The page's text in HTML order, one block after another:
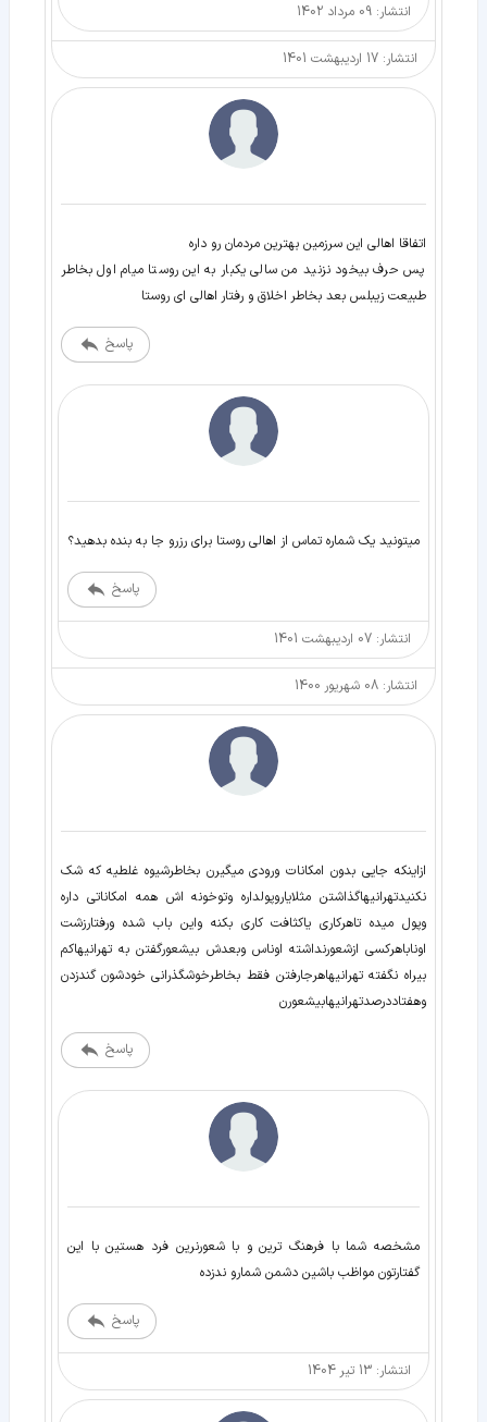
انتشار: 09 مرداد 1402
انتشار: 17 اردیبهشت 1401
پس حرف بیخود نزنید من سالی یکبار به این روستا میام اول بخاطر
طبیعت زیبلس بعد بخاطر اخلاق و رفتار اهالی ای روستا
پاسخ
میتونید یک شماره تماس از اهالی روستا برای رزرو جا به بنده بدهید؟
پاسخ
انتشار: 07 اردیبهشت 1401
انتشار: 08 شهریور 1400
ازاینکه جایی بدون امکانات ورودی میگیرن بخاطرشیوه غلطیه که شک
نکنیدتهرانیهاگذاشتن مثلایاروپولداره وتوخونه اش همه امکاناتی داره
وپول میده تاهرکاری یاکثافت کاری بکنه واین باب شده ورفتارزشت
اوناباهرکسی ازشعورنداشته اوناس وبعدش بیشعورگفتن به تهرانیهاکم
بیراه نگفته تهرانیهاهرجارفتن فقط بخاطرخوشگذرانی خودشون گندزدن
وهفتاددرصدتهرانیهابیشعورن
پاسخ
مشخصه شما با فرهنگ ترین و با شعورنرین فرد هستین با این
گفتارتون مواظب باشین دشمن شمارو ندزده
پاسخ
انتشار: 13 تیر 1404